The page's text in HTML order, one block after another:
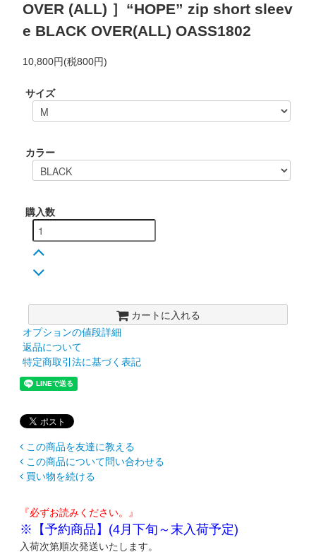
OVER (ALL) ］“HOPE” zip short sleev
e BLACK OVER(ALL) OASS1802
10,800円(税800円)
サイズ
カラー
購入数
カートに入れる
オプションの値段詳細
返品について
特定商取引法に基づく表記
この商品を友達に教える
この商品について問い合わせる
買い物を続ける
『必ずお読みください。』
※【予約商品】(4月下旬～末入荷予定)
入荷次第順次発送いたします。